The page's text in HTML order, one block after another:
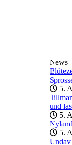
News
5.
und
5.
5.
Undav